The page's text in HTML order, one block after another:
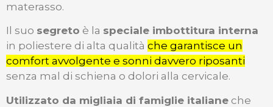
materasso.
Il suo segreto è la speciale imbottitura interna
in poliestere di alta qualità che garantisce un
comfort avvolgente e sonni davvero riposanti
senza mal di schiena o dolori alla cervicale.
Utilizzato da migliaia di famiglie italiane che